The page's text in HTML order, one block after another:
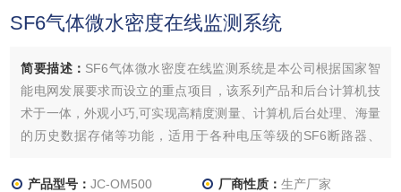
SF6气体微水密度在线监测系统
简要描述： SF6气体微水密度在线监测系统是本公司根据国家智
能电网发展要求而设立的重点项目，该系列产品和后台计算机技
术于一体，外观小巧,可实现高精度测量、计算机后台处理、海量
的历史数据存储等功能，适用于各种电压等级的SF6断路器、
产品型号：JC-OM500 厂商性质： 生产厂家